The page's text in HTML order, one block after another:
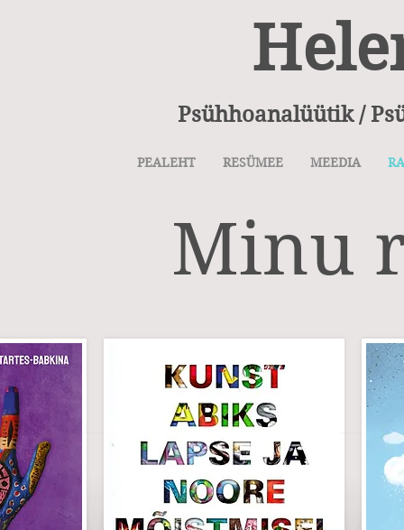
Psühhoanalüütik /
PEALEHT RESÜMEE MEEDIA
Minu